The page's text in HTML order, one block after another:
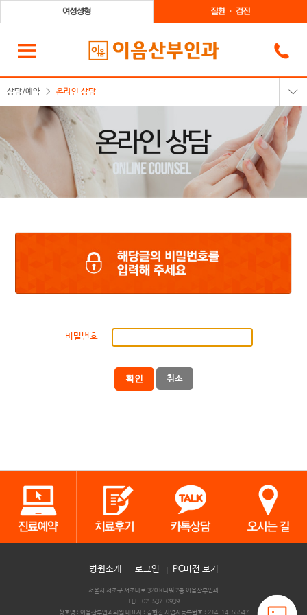
상담/예약 온라인 상담
카카오톡상담
온라인예약
비밀번호
확인 취소
병원소개 로그인 PC버전 보기
서울시 서초구 서초대로 320 K타워 2층 이음산부인과
TEL. 02-537-0939
상호명 : 이음산부인과의원 대표자 : 김현진 사업자등록번호 : 214-14-55547